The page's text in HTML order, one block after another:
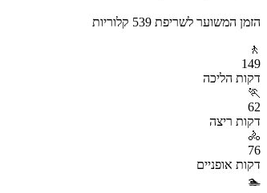
הזמן המשוער לשריפת 539 קלוריות
🚶
149
דקות הליכה
🏃
62
דקות ריצה
🚴
76
דקות אופניים
🏊